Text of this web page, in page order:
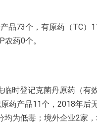
品73个，有原药（TC）
药0个。
时登记克菌丹原药（有
药产品11个，2018年后
为低毒；境外企业2家